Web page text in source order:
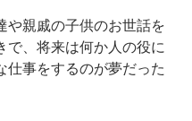
親戚の子供のお世話を
で、将来は何か人の役に
仕事をするのが夢だった